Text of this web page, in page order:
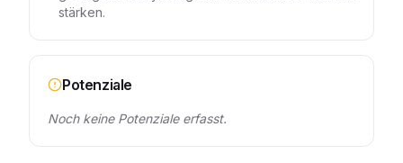
stärken.
Potenziale
Noch keine Potenziale erfasst.